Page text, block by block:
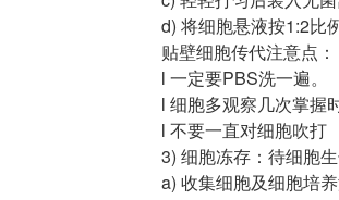
d) 将细胞悬液按1:2比
贴壁细胞传代注意点：
l 一定要PBS洗一遍。
l 细胞多观察几次掌握
l 不要一直对细胞吹打
3) 细胞冻存：待细胞
a) 收集细胞及细胞培